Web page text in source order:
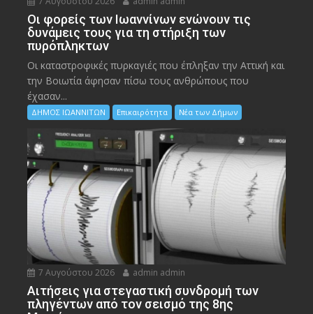
Οι φορείς των Ιωαννίνων ενώνουν τις
δυνάμεις τους για τη στήριξη των
πυρόπληκτων
Οι καταστροφικές πυρκαγιές που έπληξαν την Αττική και
την Bοιωτία άφησαν πίσω τους ανθρώπους που
έχασαν...
ΔΗΜΟΣ ΙΩΑΝΝΙΤΩΝ Επικαιρότητα Νέα των Δήμων
7 Αυγούστου 2026 admin admin
Αιτήσεις για στεγαστική συνδρομή των
πληγέντων από τον σεισμό της 8ης